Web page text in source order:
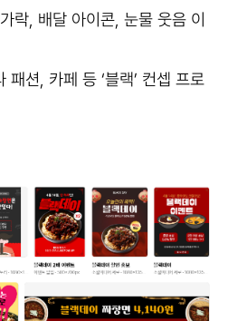
락, 배달 아이콘, 눈물 웃음 이
패션, 카페 등 ‘블랙’ 컨셉 프로